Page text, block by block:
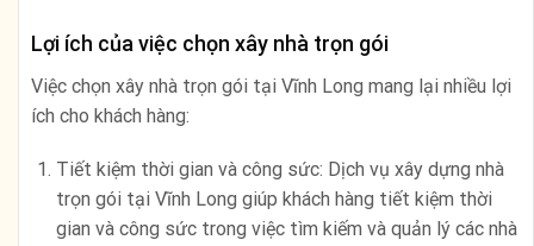
Lợi ích của việc chọn xây nhà trọn gói
Việc chọn xây nhà trọn gói tại Vĩnh Long mang lại nhiều lợi
ích cho khách hàng:
Tiết kiệm thời gian và công sức: Dịch vụ xây dựng nhà
trọn gói tại Vĩnh Long giúp khách hàng tiết kiệm thời
gian và công sức trong việc tìm kiếm và quản lý các nhà